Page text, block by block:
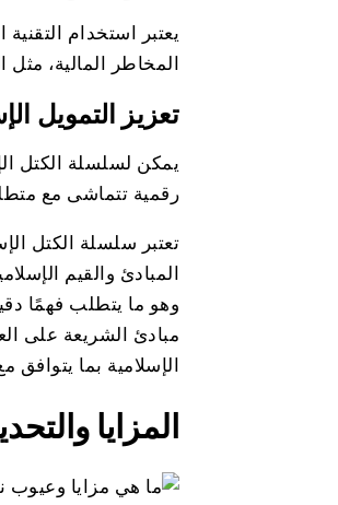
يعتبر استخدام
المخاطر المالية، مثل
تعزيز التمويل
يمكن لسلسلة الكتل
رقمية تتماشى مع
تعتبر سلسلة الكتل
المبادئ والقيم
وهو ما يتطلب فهمًا
مبادئ الشريعة على
الإسلامية بما يتوافق
المزايا